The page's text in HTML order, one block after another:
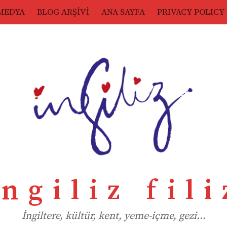
BLOG ARŞİVİ ANA SAYFA PRIVACY POLICY
İngiltere, kültür, kent, yeme-içme, gezi…